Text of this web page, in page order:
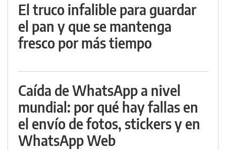
El truco infalible para guardar
el pan y que se mantenga
fresco por más tiempo
Caída de WhatsApp a nivel
mundial: por qué hay fallas en
el envío de fotos, stickers y en
WhatsApp Web